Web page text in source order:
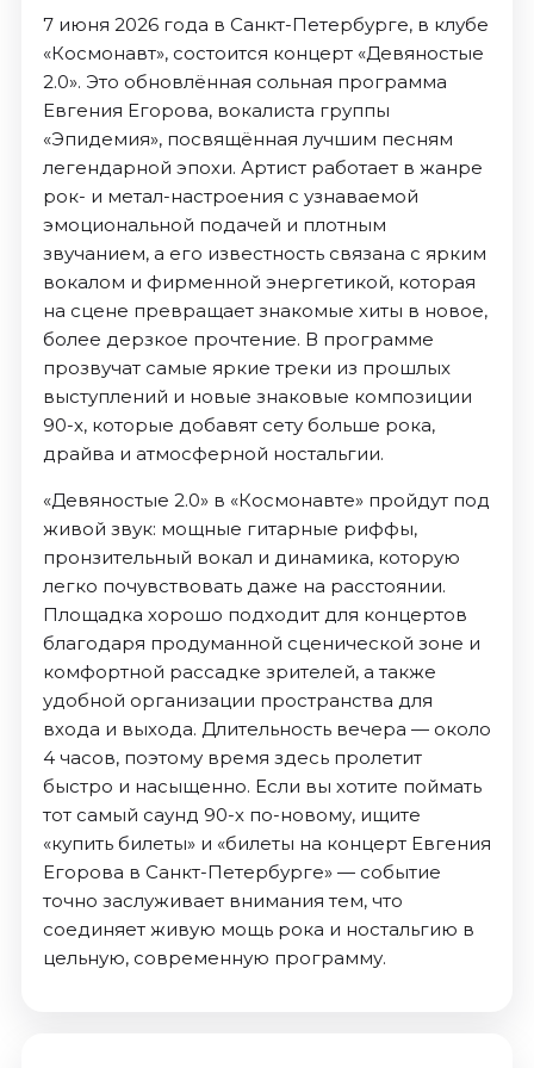
7 июня 2026 года в Санкт-Петербурге, в клубе
«Космонавт», состоится концерт «Девяностые
2.0». Это обновлённая сольная программа
Евгения Егорова, вокалиста группы
«Эпидемия», посвящённая лучшим песням
легендарной эпохи. Артист работает в жанре
рок- и метал-настроения с узнаваемой
эмоциональной подачей и плотным
звучанием, а его известность связана с ярким
вокалом и фирменной энергетикой, которая
на сцене превращает знакомые хиты в новое,
более дерзкое прочтение. В программе
прозвучат самые яркие треки из прошлых
выступлений и новые знаковые композиции
90-х, которые добавят сету больше рока,
драйва и атмосферной ностальгии.
«Девяностые 2.0» в «Космонавте» пройдут под
живой звук: мощные гитарные риффы,
пронзительный вокал и динамика, которую
легко почувствовать даже на расстоянии.
Площадка хорошо подходит для концертов
благодаря продуманной сценической зоне и
комфортной рассадке зрителей, а также
удобной организации пространства для
входа и выхода. Длительность вечера — около
4 часов, поэтому время здесь пролетит
быстро и насыщенно. Если вы хотите поймать
тот самый саунд 90-х по-новому, ищите
«купить билеты» и «билеты на концерт Евгения
Егорова в Санкт-Петербурге» — событие
точно заслуживает внимания тем, что
соединяет живую мощь рока и ностальгию в
цельную, современную программу.